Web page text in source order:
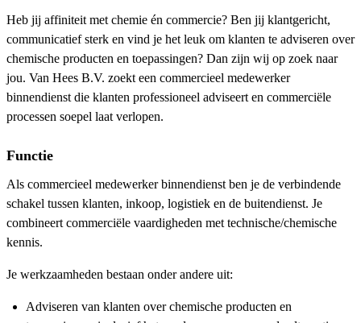
Heb jij affiniteit met chemie én commercie? Ben jij klantgericht,
communicatief sterk en vind je het leuk om klanten te adviseren over
chemische producten en toepassingen? Dan zijn wij op zoek naar
jou. Van Hees B.V. zoekt een commercieel medewerker
binnendienst die klanten professioneel adviseert en commerciële
processen soepel laat verlopen.
Functie
Als commercieel medewerker binnendienst ben je de verbindende
schakel tussen klanten, inkoop, logistiek en de buitendienst. Je
combineert commerciële vaardigheden met technische/chemische
kennis.
Je werkzaamheden bestaan onder andere uit:
Adviseren van klanten over chemische producten en